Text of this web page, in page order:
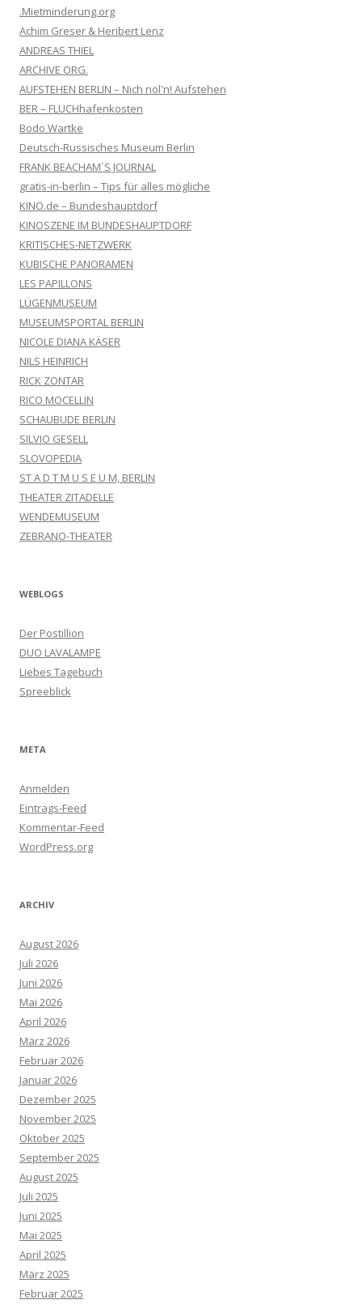
.Mietminderung.org
Achim Greser & Heribert Lenz
ANDREAS THIEL
ARCHIVE ORG.
AUFSTEHEN BERLIN – Nich nöl'n! Aufstehen
BER – FLUCHhafenkosten
Bodo Wartke
Deutsch-Russisches Museum Berlin
FRANK BEACHAM´S JOURNAL
gratis-in-berlin – Tips für alles mögliche
KINO.de – Bundeshauptdorf
KINOSZENE IM BUNDESHAUPTDORF
KRITISCHES-NETZWERK
KUBISCHE PANORAMEN
LES PAPILLONS
LÜGENMUSEUM
MUSEUMSPORTAL BERLIN
NICOLE DIANA KÄSER
NILS HEINRICH
RICK ZONTAR
RICO MOCELLIN
SCHAUBUDE BERLIN
SILVIO GESELL
SLOVOPEDIA
ST A D T M U S E U M, BERLIN
THEATER ZITADELLE
WENDEMUSEUM
ZEBRANO-THEATER
WEBLOGS
Der Postillion
DUO LAVALAMPE
Liebes Tagebuch
Spreeblick
META
Anmelden
Eintrags-Feed
Kommentar-Feed
WordPress.org
ARCHIV
August 2026
Juli 2026
Juni 2026
Mai 2026
April 2026
März 2026
Februar 2026
Januar 2026
Dezember 2025
November 2025
Oktober 2025
September 2025
August 2025
Juli 2025
Juni 2025
Mai 2025
April 2025
März 2025
Februar 2025